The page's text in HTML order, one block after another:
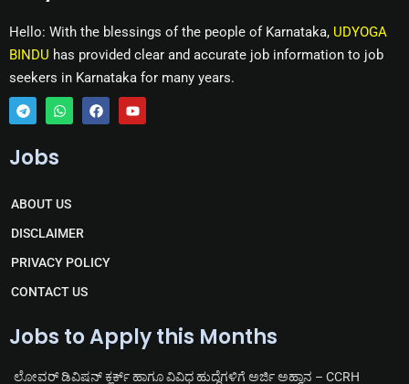
Hello: With the blessings of the people of Karnataka, UDYOGA
BINDU has provided clear and accurate job information to job
seekers in Karnataka for many years.
T
l
r
a
m
W
a
a
p
p
F Y
Jobs
ABOUT US
DISCLAIMER
PRIVACY POLICY
CONTACT US
Jobs to Apply this Months
ಲೋವರ್ ಡಿವಿಷನ್ ಕ್ಲರ್ಕ್ ಹಾಗೂ ವಿವಿಧ ಹುದ್ದೆಗಳಿಗೆ ಅರ್ಜಿ ಅಹ್ವಾನ – CCRH